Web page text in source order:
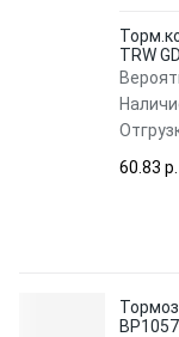
TRW
60.83 p.
BP1057